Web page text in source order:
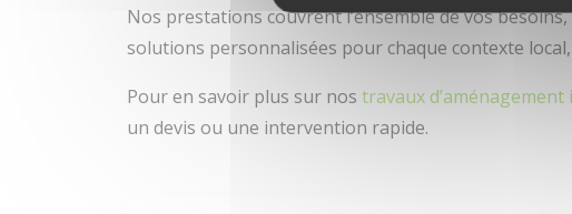
Nos prestations couvrent l’ensemble de vos
solutions personnalisées pour chaque contexte
Pour en savoir plus sur nos travaux
un devis ou une intervention rapide.